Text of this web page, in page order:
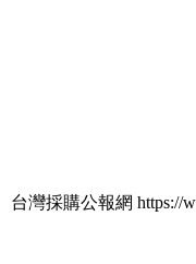
台灣採購公報網 https://